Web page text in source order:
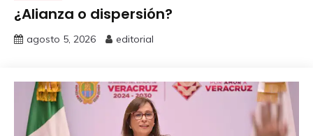
¿Alianza o dispersión?
agosto 5, 2026 editorial